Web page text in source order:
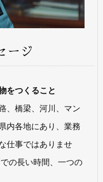
ージ
をつくること
、橋梁、河川、マン
内各地にあり、業務
仕事ではありませ
の長い時間、一つの